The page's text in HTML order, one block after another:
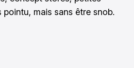
mais sans être snob.